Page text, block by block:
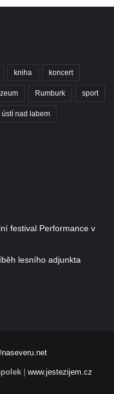
kniha koncert
Rumburk sport
ústí nad labem
festival Performance v
lesního adjunkta
| www.jestezijem.cz